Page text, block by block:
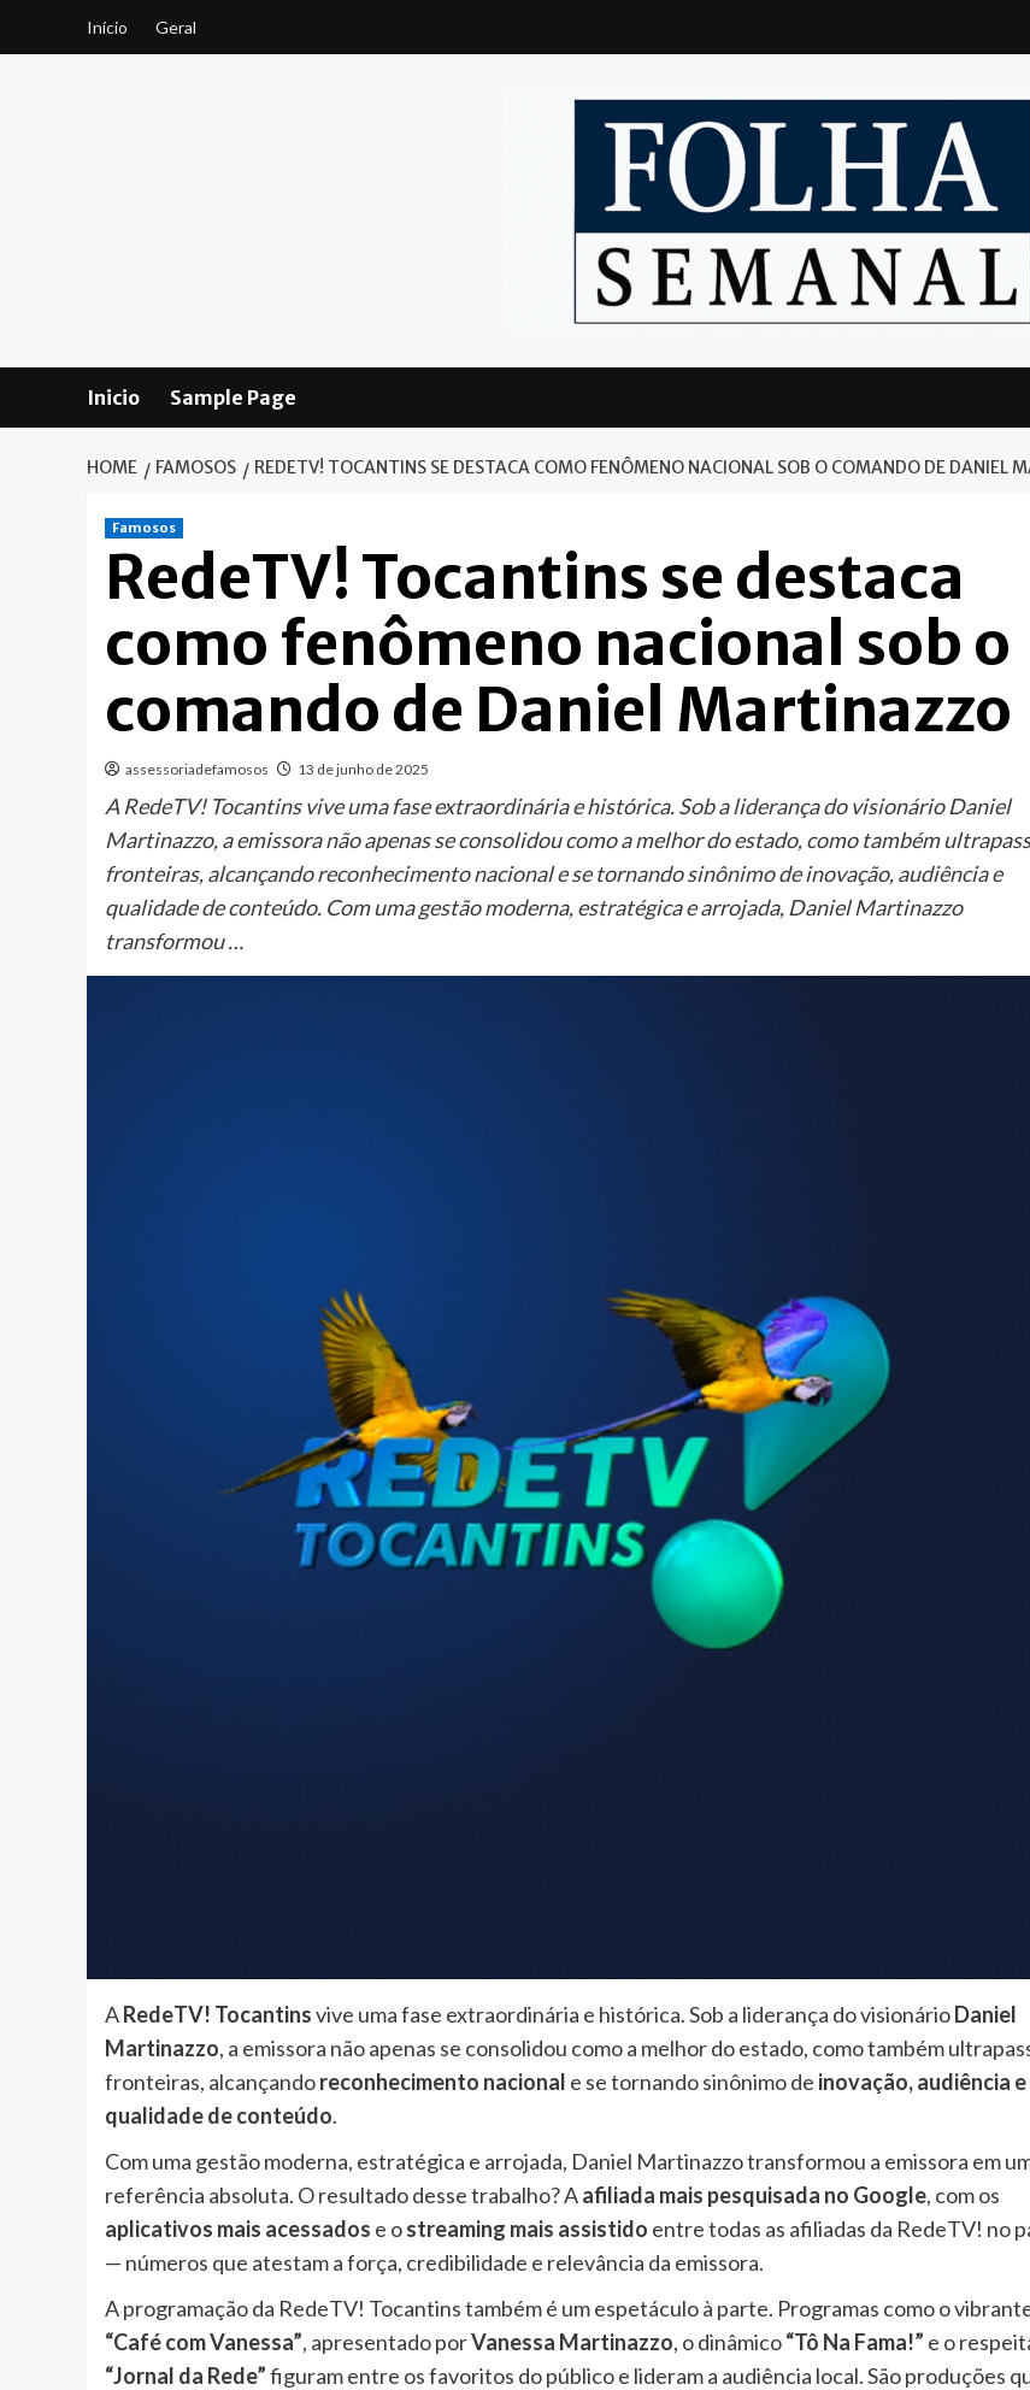
Início Geral
Inicio Sample Page
HOME FAMOSOS REDETV! TOCANTINS SE DESTACA COMO FENÔMENO NACIONAL SOB O COMANDO DE DANIEL
Famosos
RedeTV! Tocantins se destaca
como fenômeno nacional sob o
comando de Daniel Martinazzo
assessoriadefamosos 13 de junho de 2025
A RedeTV! Tocantins vive uma fase extraordinária e histórica. Sob a liderança do visionário Daniel
Martinazzo, a emissora não apenas se consolidou como a melhor do estado, como também
fronteiras, alcançando reconhecimento nacional e se tornando sinônimo de inovação, audiência e
qualidade de conteúdo. Com uma gestão moderna, estratégica e arrojada, Daniel Martinazzo
transformou …
ARedeTV! Tocantinsvive uma fase extraordinária e histórica. Sob a liderança do visionárioDaniel
Martinazzo, a emissora não apenas se consolidou como a melhor do estado, como também
fronteiras, alcançandoreconhecimento nacional e se tornando sinônimo de inovação, audiência e
qualidade de conteúdo.
Com uma gestão moderna, estratégica e arrojada, Daniel Martinazzo transformou a emissora em
referência absoluta. O resultado desse trabalho? Aafiliada mais pesquisada no Google, com os
aplicativos mais acessados e ostreaming mais assistido entre todas as afiliadas da RedeTV! no
— números que atestam a força, credibilidade e relevância da emissora.
A programação da RedeTV! Tocantins também é um espetáculo à parte. Programas como o
“Café com Vanessa”, apresentado porVanessa Martinazzo, o dinâmico“Tô Na Fama!” e o
“Jornal da Rede”figuram entre os favoritos do público e lideram a audiência local. São produções